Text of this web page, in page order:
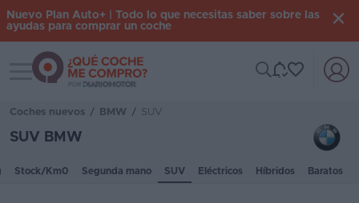
Iniciar
Nuevo Plan Auto+ | Todo lo que necesitas saber sobre las
ayudas para comprar un coche
Toggle navigation
Coches nuevos / BMW / SUV
SUV BMW
Stock/Km0 Segunda mano SUV Eléctricos Híbridos Baratos